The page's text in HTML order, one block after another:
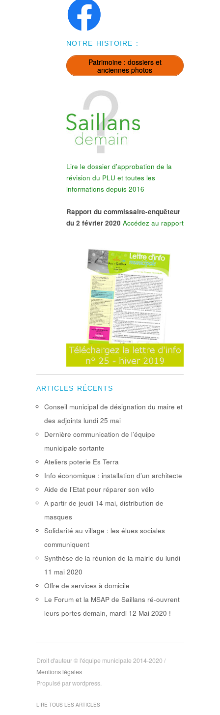
NOTRE HISTOIRE :
Patrimoine : dossiers et
anciennes photos
Lire le dossier d'approbation de la
révision du PLU et toutes les
informations depuis 2016
Rapport du commissaire-enquêteur
du 2 février 2020 Accédez au rapport
ARTICLES RÉCENTS
Conseil municipal de désignation du maire et
des adjoints lundi 25 mai
Dernière communication de l’équipe
municipale sortante
Ateliers poterie Es Terra
Info économique : installation d’un architecte
Aide de l’Etat pour réparer son vélo
A partir de jeudi 14 mai, distribution de
masques
Solidarité au village : les élues sociales
communiquent
Synthèse de la réunion de la mairie du lundi
11 mai 2020
Offre de services à domicile
Le Forum et la MSAP de Saillans ré-ouvrent
leurs portes demain, mardi 12 Mai 2020 !
Droit d'auteur © l'équipe municipale 2014-2020 /
Mentions légales
Propulsé par wordpress.
LIRE TOUS LES ARTICLES